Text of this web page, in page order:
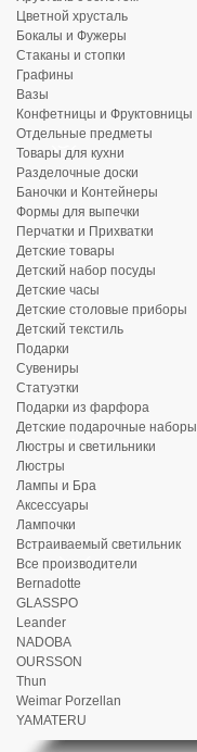
Цветной хрусталь
Бокалы и Фужеры
Стаканы и стопки
Графины
Вазы
Конфетницы и Фруктовницы
Отдельные предметы
Товары для кухни
Разделочные доски
Баночки и Контейнеры
Формы для выпечки
Перчатки и Прихватки
Детские товары
Детский набор посуды
Детские часы
Детские столовые приборы
Детский текстиль
Подарки
Сувениры
Статуэтки
Подарки из фарфора
Детские подарочные наборы
Люстры и светильники
Люстры
Лампы и Бра
Аксессуары
Лампочки
Встраиваемый светильник
Все производители
Bernadotte
GLASSPO
Leander
NADOBA
OURSSON
Thun
Weimar Porzellan
YAMATERU